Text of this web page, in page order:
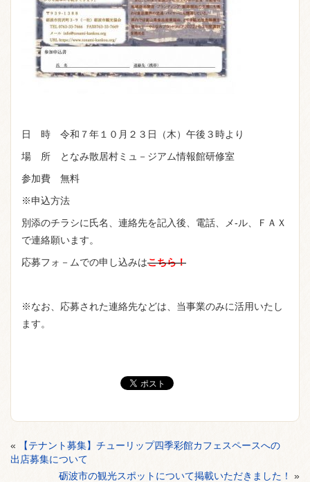
日 時 令和７年１０月２３日（木）午後３時より
場 所 となみ散居村ミュ－ジアム情報館研修室
参加費 無料
※申込方法
別添のチラシに氏名、連絡先を記入後、電話、メ-ル、ＦＡＸ
で連絡願います。
応募フォ－ムでの申し込みはこちら！
※なお、応募された連絡先などは、当事業のみに活用いたし
ます。
«
【テナント募集】チューリップ四季彩館カフェスペースへの
出店募集について
砺波市の観光スポットについて掲載いただきました！
»